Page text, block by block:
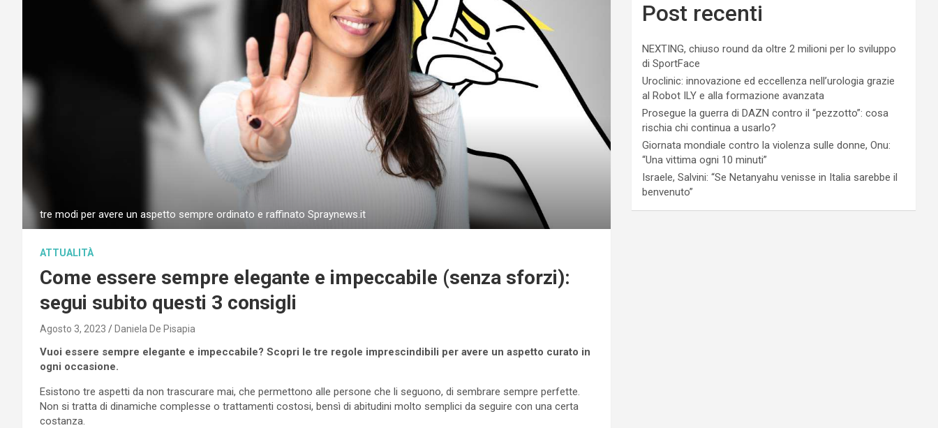
tre modi per avere un aspetto sempre ordinato e raffinato Spraynews.it
ATTUALITÀ
Come essere sempre elegante e impeccabile (senza sforzi):
segui subito questi 3 consigli
Agosto 3, 2023 Daniela De Pisapia
Vuoi essere sempre elegante e impeccabile? Scopri le tre regole imprescindibili per avere un aspetto curato in
ogni occasione.
Esistono tre aspetti da non trascurare mai, che permettono alle persone che li seguono, di sembrare sempre perfette.
Non si tratta di dinamiche complesse o trattamenti costosi, bensì di abitudini molto semplici da seguire con una certa
costanza.
Post recenti
NEXTING, chiuso round da oltre 2 milioni per lo sviluppo
di SportFace
Uroclinic: innovazione ed eccellenza nell’urologia grazie
al Robot ILY e alla formazione avanzata
Prosegue la guerra di DAZN contro il “pezzotto”: cosa
rischia chi continua a usarlo?
Giornata mondiale contro la violenza sulle donne, Onu:
“Una vittima ogni 10 minuti”
Israele, Salvini: “Se Netanyahu venisse in Italia sarebbe il
benvenuto”